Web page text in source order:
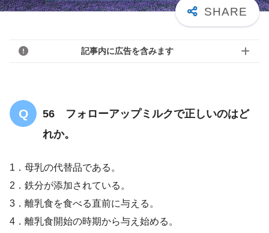
記事内に広告を含みます
56 フォローアップミルクで正しいのはど
れか。
1．母乳の代替品である。
2．鉄分が添加されている。
3．離乳食を食べる直前に与える。
4．離乳食開始の時期から与え始める。